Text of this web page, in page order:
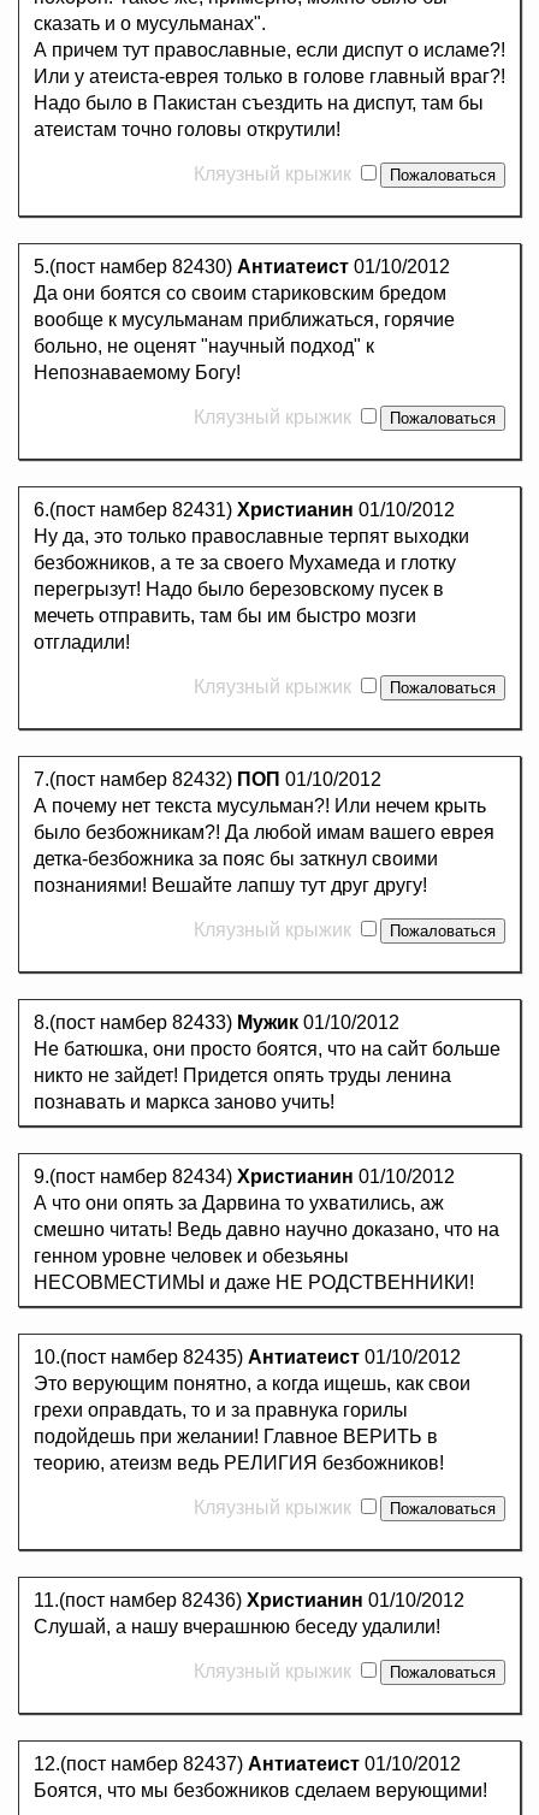
сказать и о мусульманах".
А причем тут православные, если диспут о исламе?!
Или у атеиста-еврея только в голове главный враг?!
Надо было в Пакистан съездить на диспут, там бы
атеистам точно головы открутили!
Кляузный крыжик
5.(пост намбер 82430) Антиатеист 01/10/2012
Да они боятся со своим стариковским бредом
вообще к мусульманам приближаться, горячие
больно, не оценят "научный подход" к
Непознаваемому Богу!
Кляузный крыжик
6.(пост намбер 82431) Христианин 01/10/2012
Ну да, это только православные терпят выходки
безбожников, а те за своего Мухамеда и глотку
перегрызут! Надо было березовскому пусек в
мечеть отправить, там бы им быстро мозги
отгладили!
Кляузный крыжик
7.(пост намбер 82432) ПОП 01/10/2012
А почему нет текста мусульман?! Или нечем крыть
было безбожникам?! Да любой имам вашего еврея
детка-безбожника за пояс бы заткнул своими
познаниями! Вешайте лапшу тут друг другу!
Кляузный крыжик
8.(пост намбер 82433) Мужик 01/10/2012
Не батюшка, они просто боятся, что на сайт больше
никто не зайдет! Придется опять труды ленина
познавать и маркса заново учить!
9.(пост намбер 82434) Христианин 01/10/2012
А что они опять за Дарвина то ухватились, аж
смешно читать! Ведь давно научно доказано, что на
генном уровне человек и обезьяны
НЕСОВМЕСТИМЫ и даже НЕ РОДСТВЕННИКИ!
10.(пост намбер 82435) Антиатеист 01/10/2012
Это верующим понятно, а когда ищешь, как свои
грехи оправдать, то и за правнука горилы
подойдешь при желании! Главное ВЕРИТЬ в
теорию, атеизм ведь РЕЛИГИЯ безбожников!
Кляузный крыжик
11.(пост намбер 82436) Христианин 01/10/2012
Слушай, а нашу вчерашнюю беседу удалили!
Кляузный крыжик
12.(пост намбер 82437) Антиатеист 01/10/2012
Боятся, что мы безбожников сделаем верующими!